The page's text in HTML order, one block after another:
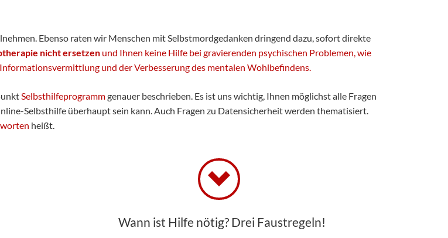
Ebenso raten wir Menschen mit Selbstmordgedanken dringend dazu, sofort direkte
nicht ersetzen und Ihnen keine Hilfe bei gravierenden psychischen Problemen, wie
und der Verbesserung des mentalen Wohlbefindens.
Selbsthilfeprogrammgenauer beschrieben. Es ist uns wichtig, Ihnen möglichst alle Fragen
Selbsthilfe überhaupt sein kann. Auch Fragen zu Datensicherheit werden thematisiert.
heißt.
Wann ist Hilfe nötig? Drei Faustregeln!